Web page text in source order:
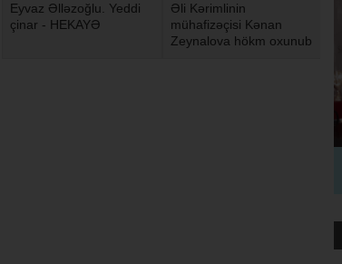
Eyvaz Əlləzoğlu. Yeddi
çinar - HEKAYƏ
Əli Kərimlinin
mühafizəçisi Kənan
Zeynalova hökm oxunub